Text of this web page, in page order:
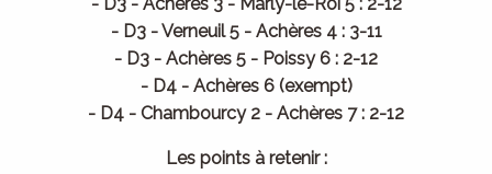
- D3 - Verneuil 5 - Achères 4 : 3-11
- D3 - Achères 5 - Poissy 6 : 2-12
- D4 - Achères 6 (exempt)
- D4 - Chambourcy 2 - Achères 7 : 2-12
Les points à retenir :